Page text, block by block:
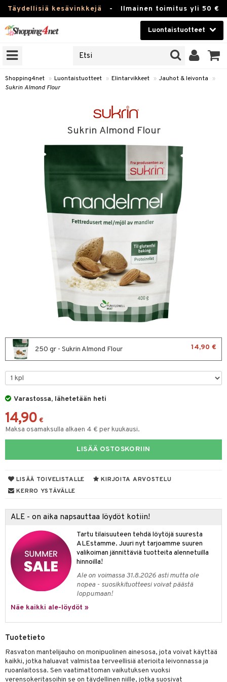
Täydellisiä kesävinkkejä - Ilmainen toimitus yli 50 €
Luontaistuotteet
Kauneudenhoito
Piilolinssit
Koti & Sisustus
Lelut, Lapsi & Vauva
Tuotemerkkejä
Shopping4net » Luontaistuotteet » Elintarvikkeet » Jauhot & leivonta
»
Sukrin Almond Flour
Sukrin Almond Flour
250 gr - Sukrin Almond Flour 14,90 €
Varastossa, lähetetään heti
14,90 €
Maksa osamaksulla alkaen 4 € per kuukausi.
LISÄÄ OSTOSKORIIN
LISÄÄ TOIVELISTALLE
KIRJOITA ARVOSTELU
KERRO YSTÄVÄLLE
ALE - on aika napsauttaa löydöt kotiin!
Tartu tilaisuuteen tehdä löytöjä suuresta
ALEstamme. Juuri nyt tarjoamme suuren
valikoiman jännittäviä tuotteita alennetuilla
hinnoilla!
Ale on voimassa 31.8.2026 asti mutta ole
nopea - suosikkituotteesi voivat päästä
loppumaan!
Näe kaikki ale-löydöt »
Tuotetieto
Rasvaton mantelijauho on monipuolinen ainesosa, jota voivat käyttää
kaikki, jotka haluavat valmistaa terveellisiä aterioita leivonnassa ja
ruoanlaitossa. Sen vaatimattoman vaikutuksen vuoksi
verensokeritasoihin se on täydellinen niille, jotka suosivat
& pähkinät
& kynnet
tuotteet
hoito
jalat
hoito
hoito
hoito
lihakset